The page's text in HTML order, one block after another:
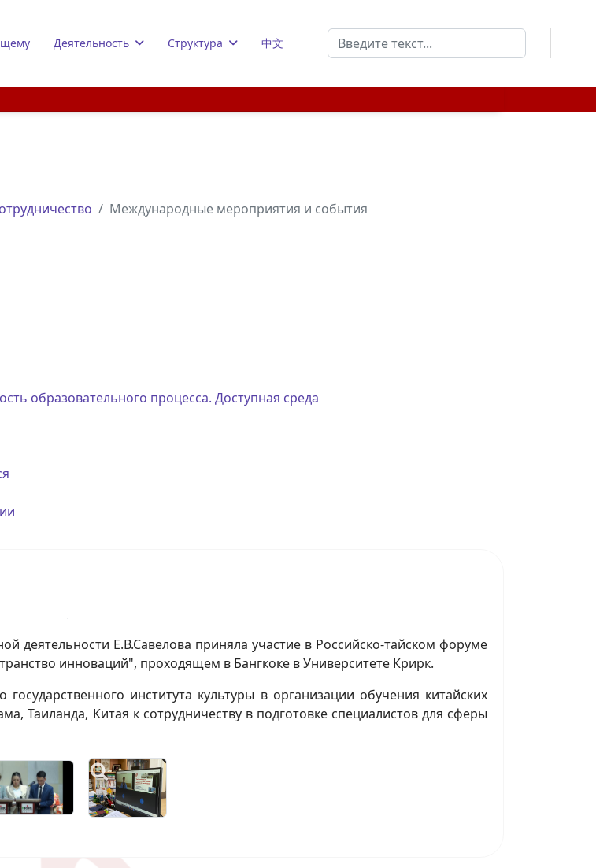
Деятельность Структура 中文
Поиск
Международные мероприятия и события
образовательного процесса. Доступная среда
деятельности Е.В.Савелова приняла участие в Российско-тайском форуме
инноваций", проходящем в Бангкоке в Университете Крирк.
института культуры в организации обучения китайских
Таиланда, Китая к сотрудничеству в подготовке специалистов для сферы